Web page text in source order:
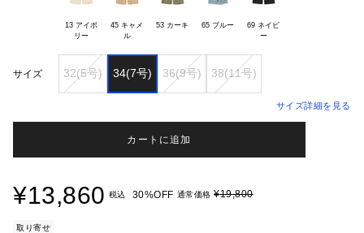
13 アイボ
45 キャメ
ル
53 カーキ 65 ブルー
69 ネイビ
ー
サイズ 32(5号) 34(7号) 36(9号) 38(11号)
サイズ詳細を見る
カートに追加
¥13,860 税込 30%OFF 通常価格 ¥19,800
取り寄せ